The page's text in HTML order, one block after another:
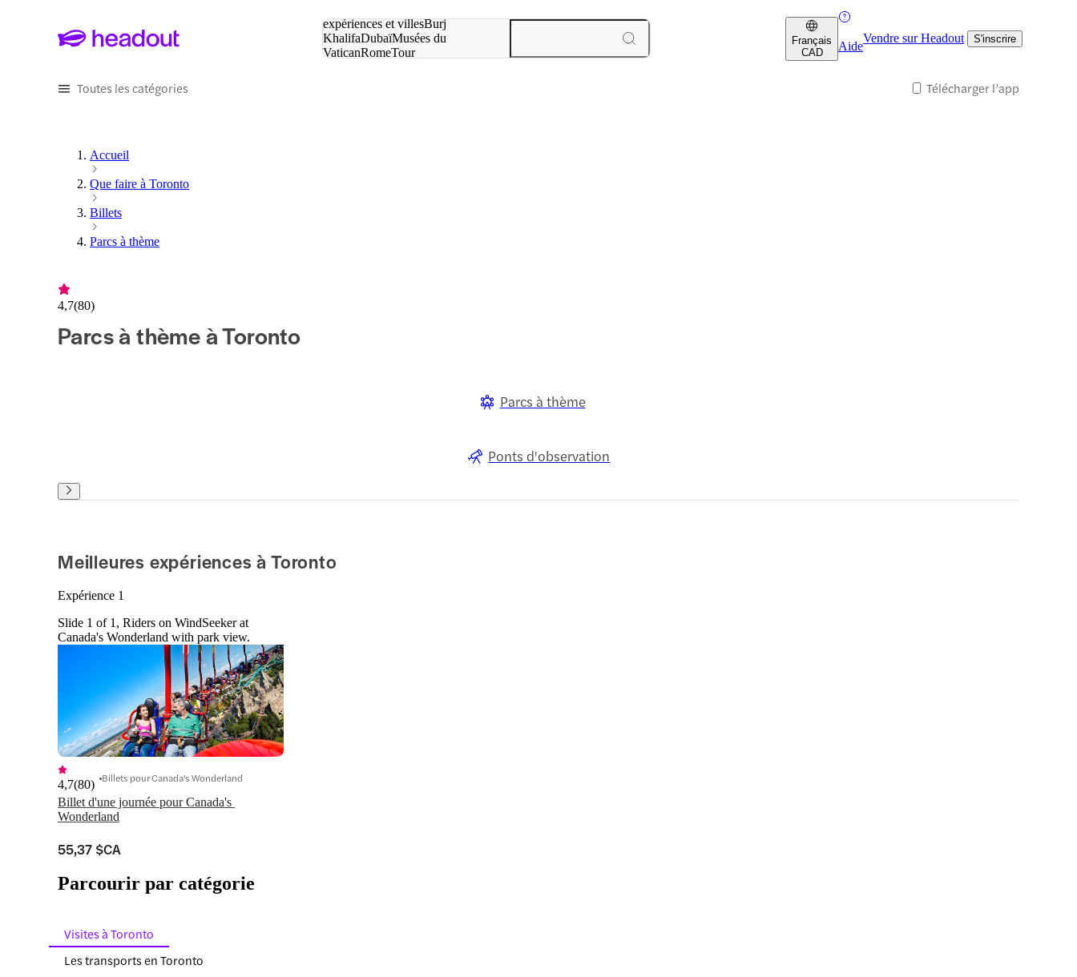
expériences et villesBurj
KhalifaDubaïMusées du
VaticanRomeTour
Français
CAD
Aide
Vendre sur Headout S'inscrire
Toutes les catégories Télécharger l’app
Accueil
Que faire à Toronto
Billets
Parcs à thème
4,7(80)
Parcs à thème à Toronto
Parcs à thème
Ponts d'observation
Meilleures expériences à Toronto
Expérience 1
Slide 1 of 1, Riders on WindSeeker at
Canada's Wonderland with park view.
Billet d'une journée pour Canada's
Wonderland
4,7(80) Billets pour Canada's Wonderland
55,37 $CA
Parcourir par catégorie
Visites à Toronto
Les transports en Toronto